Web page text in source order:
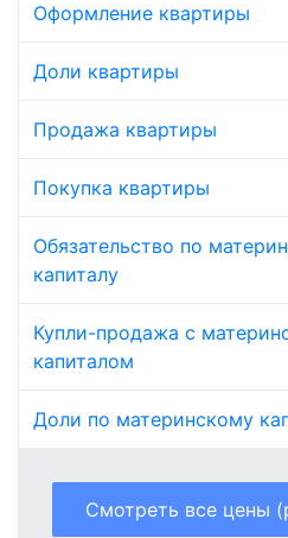
Оформление квартиры
Доли квартиры
Продажа квартиры
Покупка квартиры
Обязательство по
капиталу
Купли-продажа с
капиталом
Доли по материнскому
Смотреть все цены